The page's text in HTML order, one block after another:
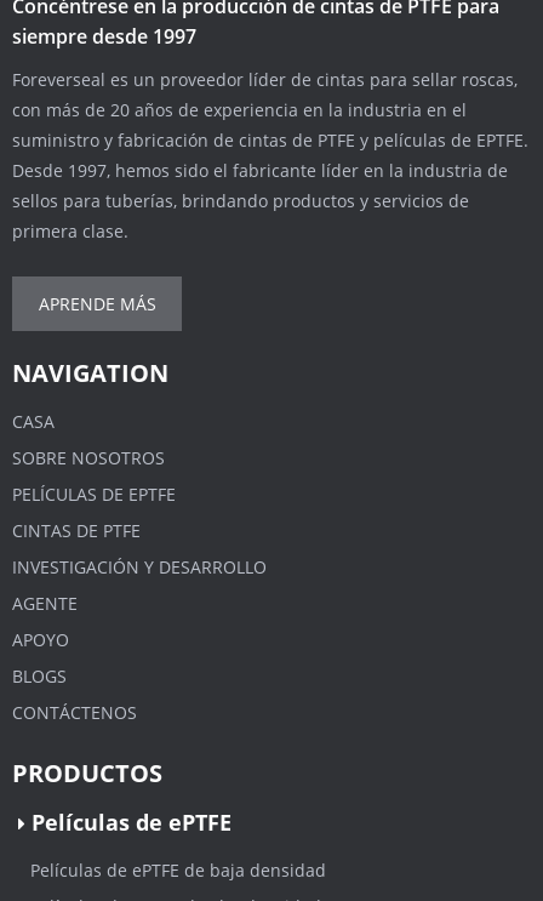
Concéntrese en la producción de cintas de PTFE para
siempre desde 1997
Foreverseal es un proveedor líder de cintas para sellar roscas,
con más de 20 años de experiencia en la industria en el
suministro y fabricación de cintas de PTFE y películas de EPTFE.
Desde 1997, hemos sido el fabricante líder en la industria de
sellos para tuberías, brindando productos y servicios de
primera clase.
APRENDE MÁS
NAVIGATION
CASA
SOBRE NOSOTROS
PELÍCULAS DE EPTFE
CINTAS DE PTFE
INVESTIGACIÓN Y DESARROLLO
AGENTE
APOYO
BLOGS
CONTÁCTENOS
PRODUCTOS
Películas de ePTFE
Películas de ePTFE de baja densidad